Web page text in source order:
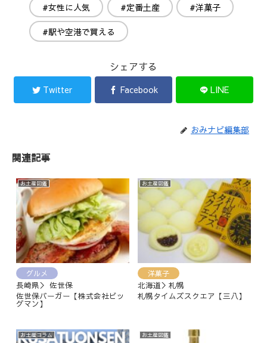
#女性に人気 #定番土産 #洋菓子
#駅や空港で買える
シェアする
Twitter Facebook LINE
おみナビ編集部
関連記事
お土産図鑑
グルメ
長崎県＞ 佐世保
佐世保バーガー【株式会社ビッ
グマン】
お土産図鑑
洋菓子
北海道＞札幌
札幌タイムズスクエア【三八】
お土産コラム お土産図鑑